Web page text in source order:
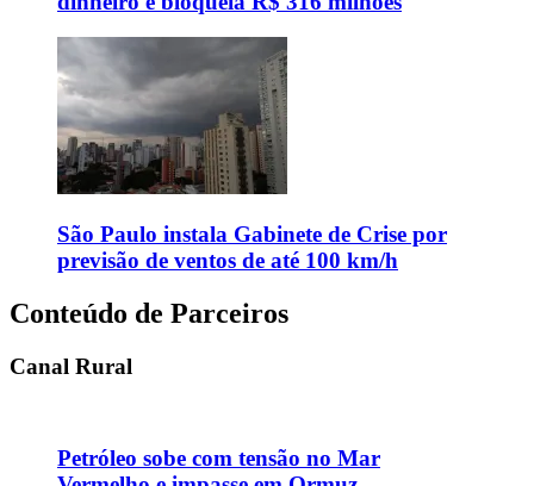
São Paulo instala Gabinete de Crise por
previsão de ventos de até 100 km/h
Conteúdo de Parceiros
Canal Rural
Petróleo sobe com tensão no Mar